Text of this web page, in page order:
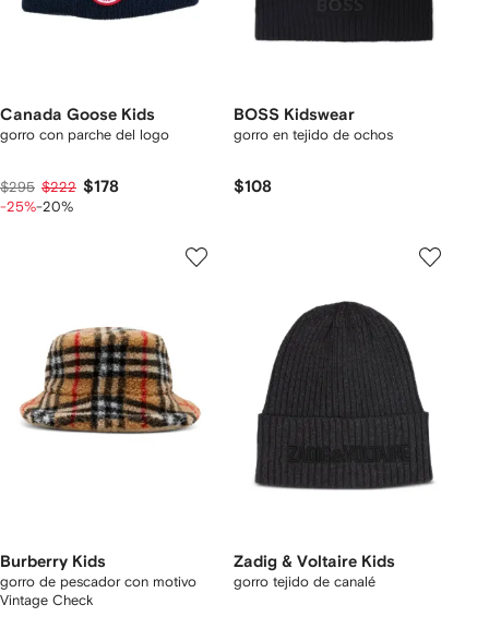
Canada Goose Kids
gorro con parche del logo
$295 $222 $178
-25%-20%
BOSS Kidswear
gorro en tejido de ochos
$108
Burberry Kids
gorro de pescador con motivo
Vintage Check
Zadig & Voltaire Kids
gorro tejido de canalé